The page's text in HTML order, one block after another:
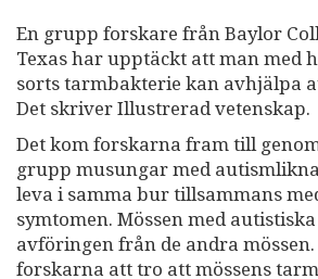
En grupp forskare från Baylor
Texas har upptäckt att man med
sorts tarmbakterie kan avhjälpa
Det skriver Illustrerad vetenskap.
Det kom forskarna fram till
grupp musungar med
leva i samma bur tillsammans
symtomen. Mössen med
avföringen från de andra mössen.
forskarna att tro att mössens